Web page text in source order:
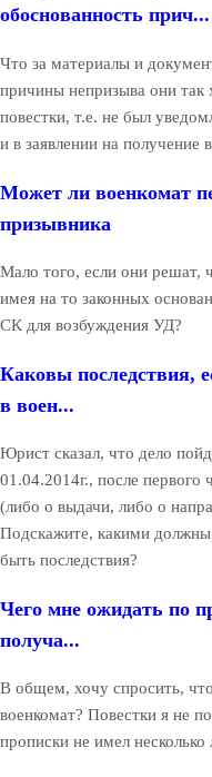
обоснованность прич...
Что за материалы и
причины непризыва они так
повестки, т.е. не был
и в заявлении на получение
Может ли военкомат
призывника
Мало того, если они решат,
имея на то законных
СК для возбуждения УД?
Каковы последствия,
в воен...
Юрист сказал, что дело
01.04.2014г., после первого
(либо о выдачи, либо о
Подскажите, какими
быть последствия?
Чего мне ожидать по
получа...
В общем, хочу спросить,
военкомат? Повестки я не
прописки не имел несколько